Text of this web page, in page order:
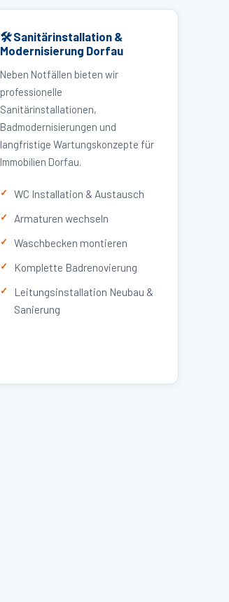
🛠 Sanitärinstallation &
Modernisierung Dorfau
Neben Notfällen bieten wir
professionelle
Sanitärinstallationen,
Badmodernisierungen und
langfristige Wartungskonzepte für
Immobilien Dorfau.
WC Installation & Austausch
Armaturen wechseln
Waschbecken montieren
Komplette Badrenovierung
Leitungsinstallation Neubau &
Sanierung